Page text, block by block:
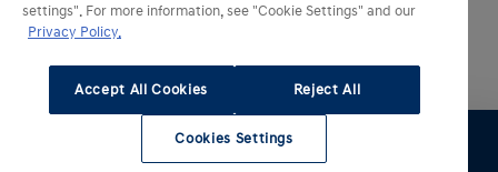
pour une comparaison sans équivoque. Enfin,
l'utilisation de cet outil respecte les standards de
sécurité les plus stricts pour assurer la confidentialité
de votre navigation.
settings". For more information, see "Cookie Settings" and our
Privacy Policy.
Accept All Cookies Reject All
Cookies Settings